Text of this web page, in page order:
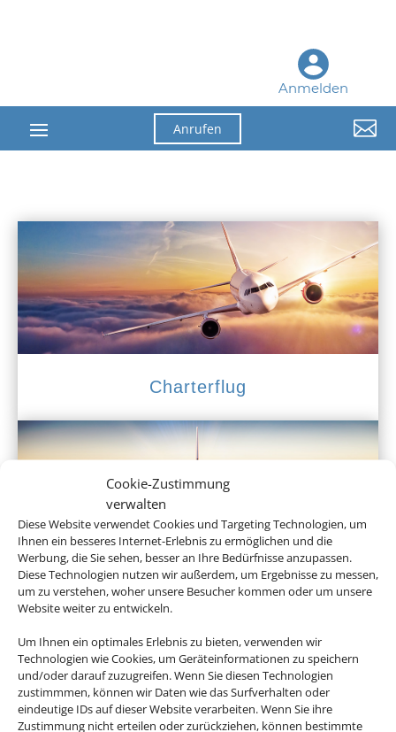
Cookie-Zustimmung
verwalten
Diese Website verwendet Cookies und Targeting Technologien, um
Ihnen ein besseres Internet-Erlebnis zu ermöglichen und die
Werbung, die Sie sehen, besser an Ihre Bedürfnisse anzupassen.
Diese Technologien nutzen wir außerdem, um Ergebnisse zu messen,
um zu verstehen, woher unsere Besucher kommen oder um unsere
Website weiter zu entwickeln.
Um Ihnen ein optimales Erlebnis zu bieten, verwenden wir
Technologien wie Cookies, um Geräteinformationen zu speichern
und/oder darauf zuzugreifen. Wenn Sie diesen Technologien
zustimmmen, können wir Daten wie das Surfverhalten oder
eindeutige IDs auf dieser Website verarbeiten. Wenn Sie ihre
Zustimmung nicht erteilen oder zurückziehen, können bestimmte
Anmelden
Anrufen 
Charterflug
Linienflug